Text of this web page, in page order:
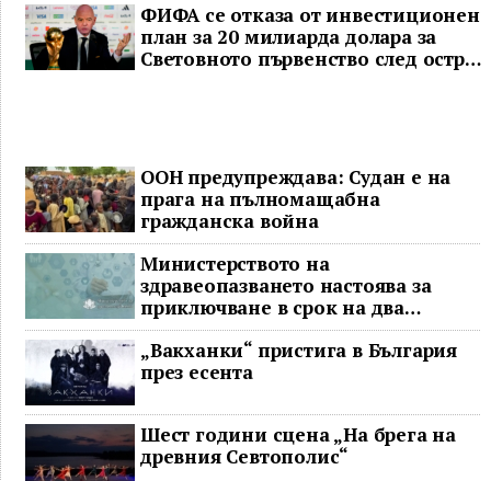
ФИФА се отказа от инвестиционен
план за 20 милиарда долара за
Световното първенство след остра
ООН предупреждава: Судан е на
прага на пълномащабна
гражданска война
Министерството на
здравеопазването настоява за
приключване в срок на два
ключови строителни проекта
„Вакханки“ пристига в България
през есента
Шест години сцена „На брега на
древния Севтополис“